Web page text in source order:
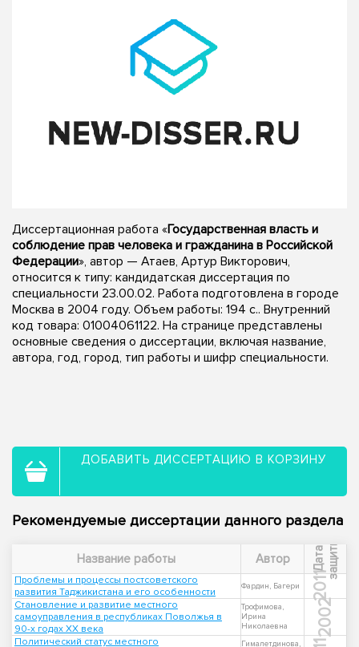
Диссертационная работа «Государственная власть и
соблюдение прав человека и гражданина в Российской
Федерации», автор — Атаев, Артур Викторович,
относится к типу: кандидатская диссертация по
специальности 23.00.02. Работа подготовлена в городе
Москва в 2004 году. Объем работы: 194 с.. Внутренний
код товара: 01004061122. На странице представлены
основные сведения о диссертации, включая название,
автора, год, город, тип работы и шифр специальности.
ДОБАВИТЬ ДИССЕРТАЦИЮ В КОРЗИНУ
Рекомендуемые диссертации данного раздела
Название работы Автор Д
а
т
а
з
а
щ
и
ты
Проблемы и процессы постсоветского
развития Таджикистана и его особенности
Фардин, Багери 2011
Становление и развитие местного
самоуправления в республиках Поволжья в
90-х годах XX века
Трофимова,
Ирина
Николаевна
2002
Политический статус местного Гималетдинова,